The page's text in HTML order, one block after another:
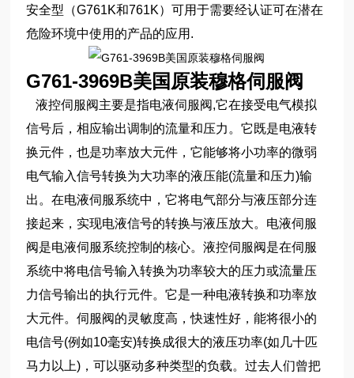
安全型（G761K和761K）可用于需要经认证可在潜在
危险环境中使用的产品的应用.
G761-3969B美国原装穆格伺服阀
液控伺服阀主要是指电液伺服阀,它在接受电气模拟
信号后，相应输出调制的流量和压力。它既是电液转
换元件，也是功率放大元件，它能够将小功率的微弱
电气输入信号转换为大功率的液压能(流量和压力)输
出。在电液伺服系统中，它将电气部分与液压部分连
接起来，实现电液信号的转换与液压放大。电液伺服
阀是电液伺服系统控制的核心。液控伺服阀是在伺服
系统中将电信号输入转换为功率较大的压力或流量压
力信号输出的执行元件。它是一种电液转换和功率放
大元件。伺服阀的灵敏度高，快速性好，能将很小的
电信号(例如10毫安)转换成很大的液压功率(如几十匹
马力以上)，可以驱动多种类型的负载。过去人们曾把